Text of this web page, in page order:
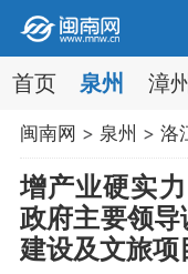
首页 泉州 漳州
闽南网 > 泉州 > 洛
增产业硬实
政府主要领
建设及文旅项